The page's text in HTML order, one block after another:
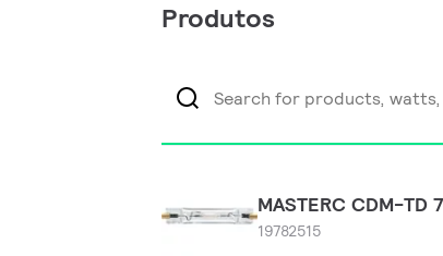
Produtos
MASTERC CDM-TD
19782515